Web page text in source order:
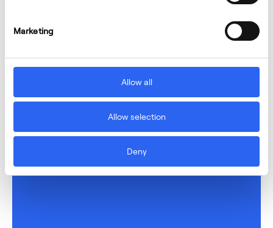
Marketing
Allow all
Allow selection
Deny